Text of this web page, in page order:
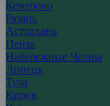
Кемерово
Рязань
Астрахань
Пенза
Набережные Челны
Липецк
Тула
Киров